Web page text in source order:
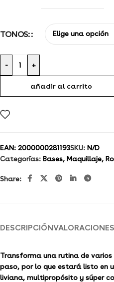
TONOS:
- +
añadir al carrito
EAN: 2000000281193SKU: N/D
Categorías: Bases, Maquillaje,
Share:
DESCRIPCIÓN
Transforma una rutina de varios
paso, por lo que estará listo en
liviana, multipropósito y súper